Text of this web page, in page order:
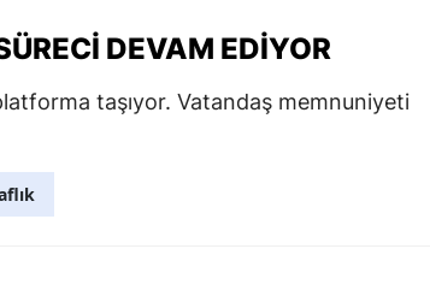
DEVAM EDIYOR
taşıyor. Vatandaş memnuniyeti